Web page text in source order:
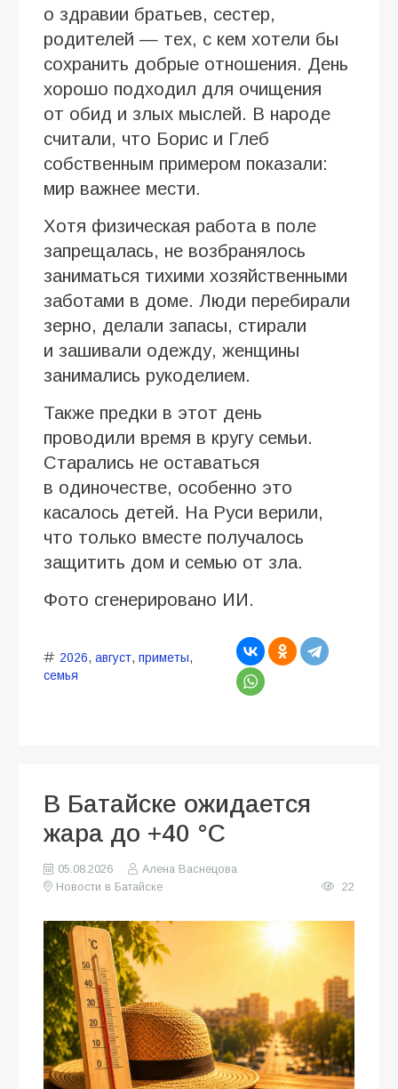
о здравии братьев, сестер,
родителей — тех, с кем хотели бы
сохранить добрые отношения. День
хорошо подходил для очищения
от обид и злых мыслей. В народе
считали, что Борис и Глеб
собственным примером показали:
мир важнее мести.
Хотя физическая работа в поле
запрещалась, не возбранялось
заниматься тихими хозяйственными
заботами в доме. Люди перебирали
зерно, делали запасы, стирали
и зашивали одежду, женщины
занимались рукоделием.
Также предки в этот день
проводили время в кругу семьи.
Старались не оставаться
в одиночестве, особенно это
касалось детей. На Руси верили,
что только вместе получалось
защитить дом и семью от зла.
Фото сгенерировано ИИ.
2026, август, приметы,
семья
В Батайске ожидается
жара до +40 °C
05.08.2026
Алена Васнецова
Новости в Батайске
22